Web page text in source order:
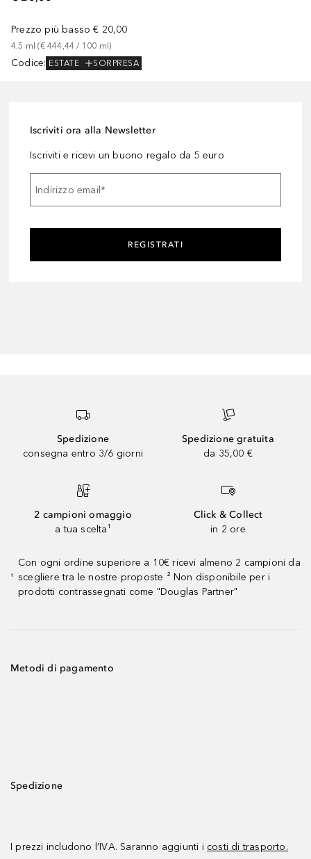
Prezzo più basso € 20,00
4.5 ml (€ 444,44 / 100 ml)
Codice: ESTATE SORPRESA
Iscriviti ora alla Newsletter
Iscriviti e ricevi un buono regalo da 5 euro
Indirizzo email *
REGISTRATI
Spedizione
consegna entro 3/6 giorni
Spedizione gratuita
da 35,00 €
2 campioni omaggio
a tua scelta¹
Click & Collect
in 2 ore
¹
Con ogni ordine superiore a 10€ ricevi almeno 2 campioni da
scegliere tra le nostre proposte ² Non disponibile per i
prodotti contrassegnati come "Douglas Partner"
Metodi di pagamento
Spedizione
I prezzi includono l’IVA. Saranno aggiunti i costi di trasporto.